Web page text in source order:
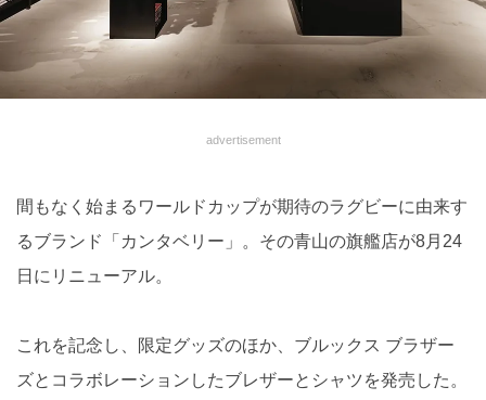
advertisement
間もなく始まるワールドカップが期待のラグビーに由来す
るブランド「カンタベリー」。その青山の旗艦店が8月24
日にリニューアル。
これを記念し、限定グッズのほか、ブルックス ブラザー
ズとコラボレーションしたブレザーとシャツを発売した。